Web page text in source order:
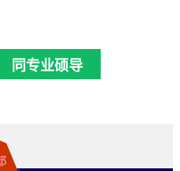
同专业硕导